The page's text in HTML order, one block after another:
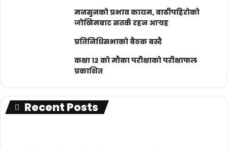
मनसुनको प्रभाव कायम, बाढीपहिरोको
जोखिमबाट सतर्क रहन आग्रह
प्रतिनिधिसभाको बैठक बस्दै
कक्षा १२ को मौका परीक्षाको परीक्षाफल
प्रकाशित
Recent Posts